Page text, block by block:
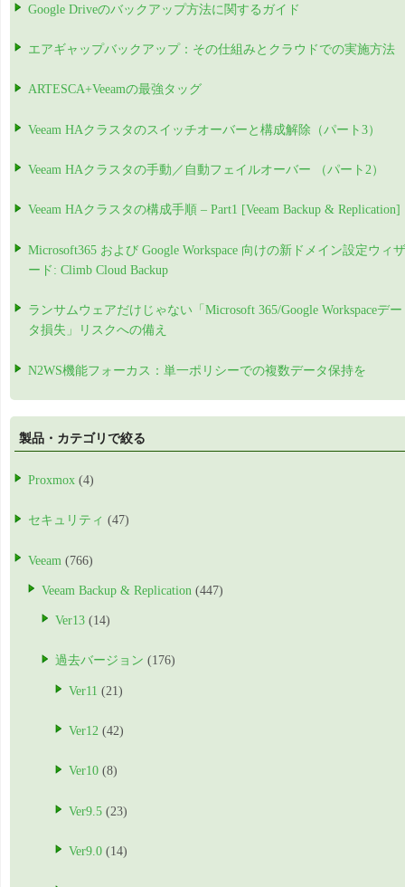
Google Driveのバックアップ方法に関するガイド
エアギャップバックアップ：その仕組みとクラウドでの実施方法
ARTESCA+Veeamの最強タッグ
Veeam HAクラスタのスイッチオーバーと構成解除（パート3）
Veeam HAクラスタの手動／自動フェイルオーバー （パート2）
Veeam HAクラスタの構成手順 – Part1 [Veeam Backup & Replication]
Microsoft365 および Google Workspace 向けの新ドメイン設定ウィザ
ード: Climb Cloud Backup
ランサムウェアだけじゃない「Microsoft 365/Google Workspaceデー
タ損失」リスクへの備え
N2WS機能フォーカス：単一ポリシーでの複数データ保持を
製品・カテゴリで絞る
Proxmox (4)
セキュリティ (47)
Veeam (766)
Veeam Backup & Replication (447)
Ver13 (14)
過去バージョン (176)
Ver11 (21)
Ver12 (42)
Ver10 (8)
Ver9.5 (23)
Ver9.0 (14)